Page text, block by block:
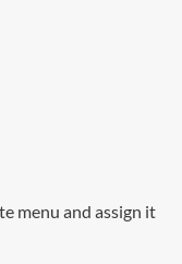
menu and assign it